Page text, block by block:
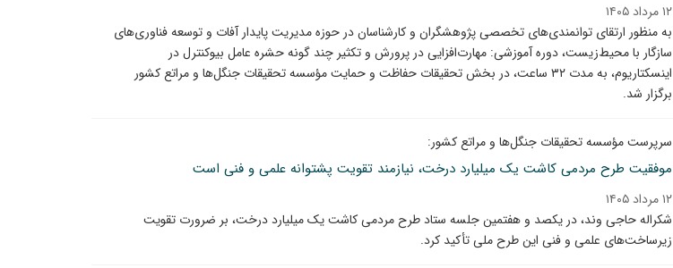
۱۲ مرداد ۱۴۰۵
به منظور ارتقای توانمندی‌های تخصصی پژوهشگران و کارشناسان در حوزه مدیریت پایدار آفات و توسعه فناوری‌های
سازگار با محیط‌زیست، دوره آموزشی: مهارت‌افزایی در پرورش و تکثیر چند گونه حشره عامل بیوکنترل در
اینسکتاریوم، به مدت ۳۲ ساعت، در بخش تحقیقات حفاظت و حمایت مؤسسه تحقیقات جنگل‌ها و مراتع کشور
برگزار شد.
سرپرست مؤسسه تحقیقات جنگل‌ها و مراتع کشور:
موفقیت طرح مردمی کاشت یک میلیارد درخت، نیازمند تقویت پشتوانه علمی و فنی است
۱۲ مرداد ۱۴۰۵
شکراله حاجی وند، در یکصد و هفتمین جلسه ستاد طرح مردمی کاشت یک میلیارد درخت، بر ضرورت تقویت
زیرساخت‌های علمی و فنی این طرح ملی تأکید کرد.